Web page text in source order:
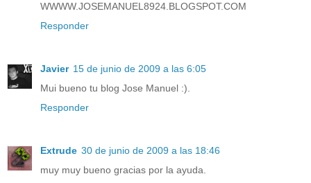
WWWW.JOSEMANUEL8924.BLOGSPOT.COM
Responder
Javier 15 de junio de 2009 a las 6:05
Mui bueno tu blog Jose Manuel :).
Responder
Extrude 30 de junio de 2009 a las 18:46
muy muy bueno gracias por la ayuda.